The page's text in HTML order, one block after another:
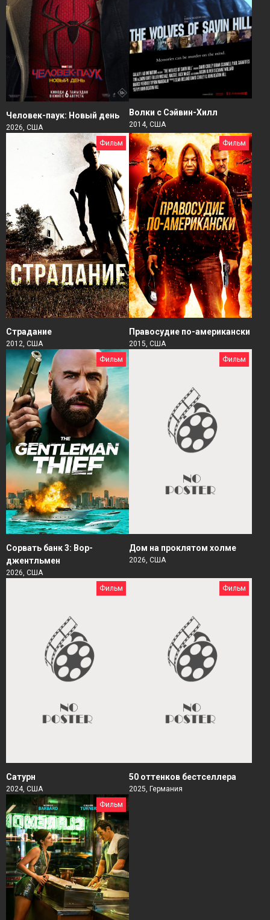
Человек-паук: Новый день
2026, США
Волки с Сэйвин-Хилл
2014, США
Фильм
Страдание
2012, США
Фильм
Правосудие по-американски
2015, США
Фильм
Сорвать банк 3: Вор-
джентльмен
2026, США
Фильм
Дом на проклятом холме
2026, США
Фильм
Сатурн
2024, США
Фильм
50 оттенков бестселлера
2025, Германия
Фильм